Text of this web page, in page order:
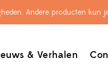
Andere producten kun
& Verhalen